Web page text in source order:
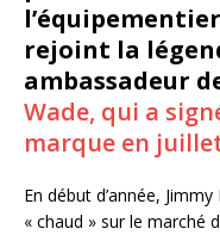
rejoint la
ambassadeur
Wade, qui a
marque en
En début d’année,
« chaud » sur le marché